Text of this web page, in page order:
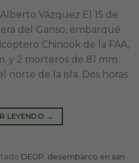
Vázquez El 15 de
del Ganso, embarqué
Chinook de la FAA,
y 2 morteros de 81 mm.
norte de la isla. Dos horas
LEYENDO →
DEOP desembarco en san